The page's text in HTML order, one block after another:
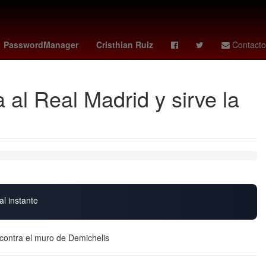
PasswordManager Cristhian Ruiz Contacto
Alvarado tabla leagues cup ranking fifa
al Real Madrid y sirve la
instante
el muro de Demichelis